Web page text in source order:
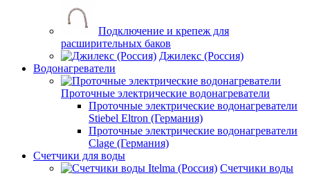
Подключение и крепеж для
расширительных баков
Джилекс (Россия)
Водонагреватели
Проточные электрические водонагреватели
Проточные электрические водонагреватели
Stiebel Eltron (Германия)
Проточные электрические водонагреватели
Clage (Германия)
Счетчики для воды
Счетчики воды